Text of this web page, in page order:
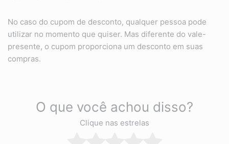
No caso do cupom de desconto, qualquer pessoa pode
utilizar no momento que quiser. Mas diferente do vale-
presente, o cupom proporciona um desconto em suas
compras.
O que você achou disso?
Clique nas estrelas